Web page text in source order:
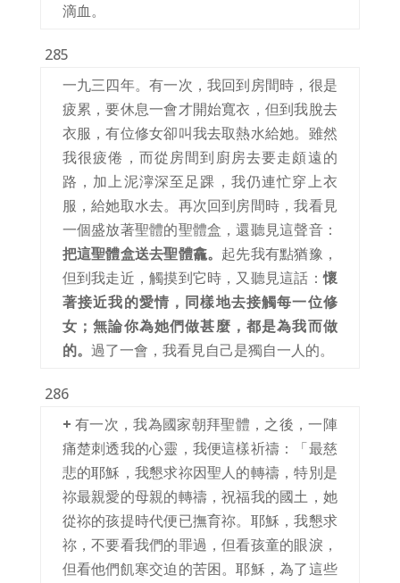
滴血。
285
一九三四年。有一次，我回到房間時，很是
疲累，要休息一會才開始寬衣，但到我脫去
衣服，有位修女卻叫我去取熱水給她。雖然
我很疲倦，而從房間到廚房去要走頗遠的
路，加上泥濘深至足踝，我仍連忙穿上衣
服，給她取水去。再次回到房間時，我看見
一個盛放著聖體的聖體盒，還聽見這聲音：
把這聖體盒送去聖體龕。 起先我有點猶豫，
但到我走近，觸摸到它時，又聽見這話：懷
著接近我的愛情，同樣地去接觸每一位修
女；無論你為她們做甚麼，都是為我而做
的。 過了一會，我看見自己是獨自一人的。
286
+有一次，我為國家朝拜聖體，之後，一陣
痛楚刺透我的心靈，我便這樣祈禱：「最慈
悲的耶穌，我懇求祢因聖人的轉禱，特別是
祢最親愛的母親的轉禱，祝福我的國土，她
從祢的孩提時代便已撫育祢。耶穌，我懇求
祢，不要看我們的罪過，但看孩童的眼淚，
但看他們飢寒交迫的苦困。耶穌，為了這些